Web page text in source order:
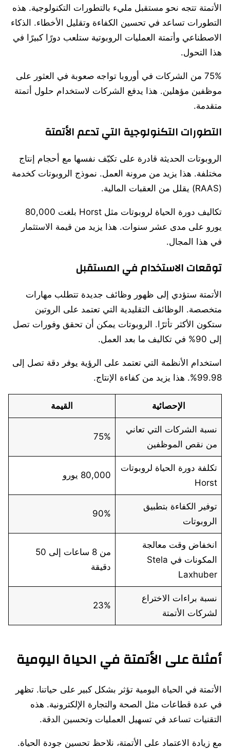
الأتمتة تتجه نحو مستقبل مليء بالتطورات التكنولوجية. هذه
التطورات تساعد في تحسين الكفاءة وتقليل الأخطاء. الذكاء
الاصطناعي وأتمتة العمليات الروبوتية ستلعب دورًا كبيرًا في
هذا التحول.
75% من الشركات في أوروبا تواجه صعوبة في العثور على
موظفين مؤهلين. هذا يدفع الشركات لاستخدام حلول أتمتة
متقدمة.
التطورات التكنولوجية التي تدعم الأتمتة
الروبوتات الحديثة قادرة على تكيّف نفسها مع أحجام إنتاج
مختلفة. هذا يزيد من مرونة العمل. نموذج الروبوتات كخدمة
(RAAS) يقلل من العقبات المالية.
تكاليف دورة الحياة لروبوتات مثل Horst بلغت 80,000
يورو على مدى عشر سنوات. هذا يزيد من قيمة الاستثمار
في هذا المجال.
توقعات الاستخدام في المستقبل
الأتمتة ستؤدي إلى ظهور وظائف جديدة تتطلب مهارات
متخصصة. الوظائف التقليدية التي تعتمد على الروتين
ستكون الأكثر تأثرًا. الروبوتات يمكن أن تحقق وفورات تصل
إلى 90% في تكاليف ما بعد العمل.
استخدام الأنظمة التي تعتمد على الرؤية يوفر دقة تصل إلى
99.98%. هذا يزيد من كفاءة الإنتاج.
الإحصائية القيمة
نسبة الشركات التي تعاني
من نقص الموظفين
75%
تكلفة دورة الحياة لروبوتات
Horst
80,000 يورو
توفير الكفاءة بتطبيق
الروبوتات
90%
انخفاض وقت معالجة
المكونات في Stela
Laxhuber
من 8 ساعات إلى 50
دقيقة
نسبة براءات الاختراع
لشركات الأتمتة
23%
أمثلة على الأتمتة في الحياة اليومية
الأتمتة في الحياة اليومية تؤثر بشكل كبير على حياتنا. تظهر
في عدة قطاعات مثل الصحة والتجارة الإلكترونية. هذه
التقنيات تساعد في تسهيل العمليات وتحسين الدقة.
مع زيادة الاعتماد على الأتمتة، نلاحظ تحسين جودة الحياة.